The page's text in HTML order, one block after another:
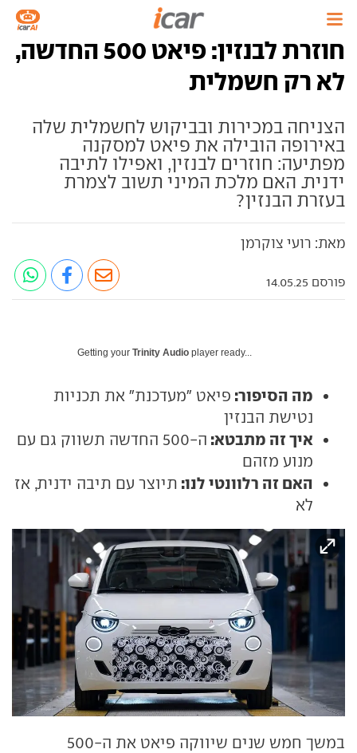
חוזרת לבנזין: פיאט 500 החדשה,
לא רק חשמלית
הצניחה במכירות ובביקוש לחשמלית שלה
באירופה הובילה את פיאט למסקנה
מפתיעה: חוזרים לבנזין, ואפילו לתיבה
ידנית. האם מלכת המיני תשוב לצמרת
בעזרת הבנזין?
מאת: רועי צוקרמן
פורסם 14.05.25
Getting your Trinity Audio player ready...
מה הסיפור: פיאט "מעדכנת" את תכניות
נטישת הבנזין
איך זה מתבטא:
ה-500 החדשה תשווק גם עם
מנוע מזהם
האם זה רלוונטי לנו: תיוצר עם תיבה ידנית, אז
לא
במשך חמש שנים שיווקה פיאט את ה-500